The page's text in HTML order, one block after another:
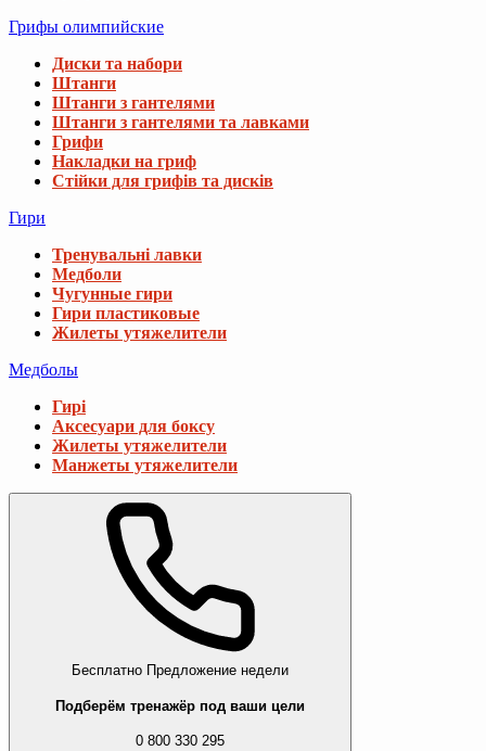
Грифы олимпийские
Диски та набори
Штанги
Штанги з гантелями
Штанги з гантелями та лавками
Грифи
Накладки на гриф
Стійки для грифів та дисків
Гири
Тренувальні лавки
Медболи
Чугунные гири
Гири пластиковые
Жилеты утяжелители
Медболы
Гирі
Аксесуари для боксу
Жилеты утяжелители
Манжеты утяжелители
Бесплатно Предложение недели
Подберём тренажёр под ваши цели
0 800 330 295